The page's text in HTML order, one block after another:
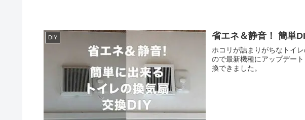
DIY 省エネ＆静音！ 簡単
ホコリが詰まりがちなトイ
ので最新機種にアップデー
換できました。